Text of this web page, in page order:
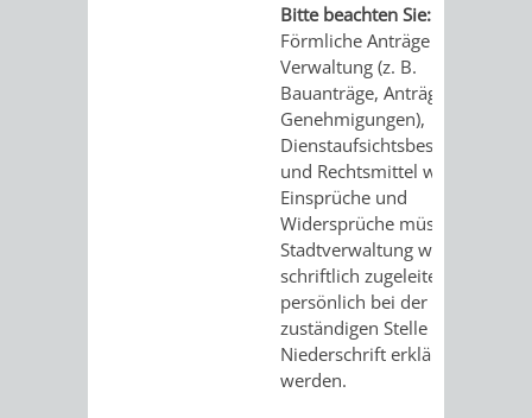
Bitte beachten Sie:
Förmliche Anträge an die
Verwaltung (z. B.
Bauanträge, Anträge auf
Genehmigungen),
Dienstaufsichtsbeschwerden
und Rechtsmittel wie
Einsprüche und
Widersprüche müssen der
Stadtverwaltung weiterhin
schriftlich zugeleitet oder
persönlich bei der
zuständigen Stelle zur
Niederschrift erklärt
werden.